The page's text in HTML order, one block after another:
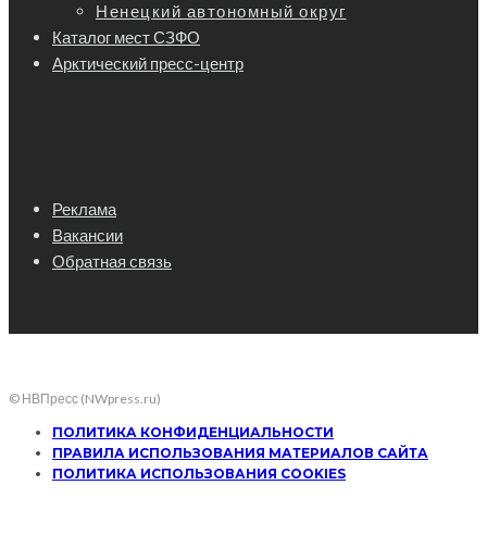
Ненецкий автономный округ
Каталог мест СЗФО
Арктический пресс-центр
Реклама
Вакансии
Обратная связь
© НВПресс (NWpress.ru)
ПОЛИТИКА КОНФИДЕНЦИАЛЬНОСТИ
ПРАВИЛА ИСПОЛЬЗОВАНИЯ МАТЕРИАЛОВ САЙТА
ПОЛИТИКА ИСПОЛЬЗОВАНИЯ COOKIES